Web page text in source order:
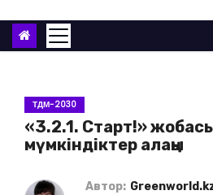
ТДМ-2030
«3.2.1. Старт!»
мүмкіндіктер алаңы
Автор: